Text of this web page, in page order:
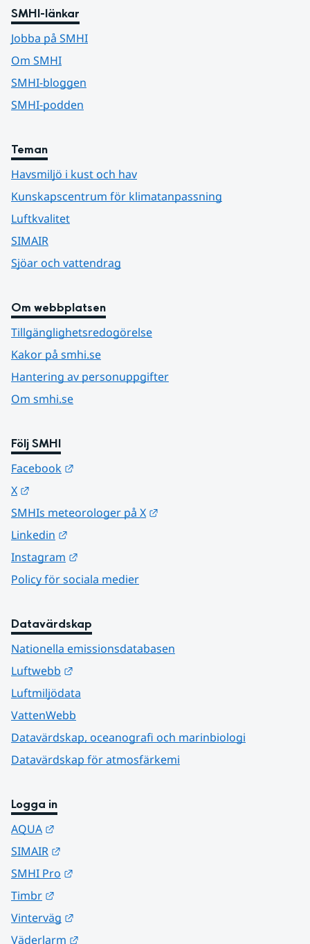
SMHI-länkar
Jobba på SMHI
Om SMHI
SMHI-bloggen
SMHI-podden
Teman
Havsmiljö i kust och hav
Kunskapscentrum för klimatanpassning
Luftkvalitet
SIMAIR
Sjöar och vattendrag
Om webbplatsen
Tillgänglighetsredogörelse
Kakor på smhi.se
Hantering av personuppgifter
Om smhi.se
Följ SMHI
Facebook
X
SMHIs meteorologer på X
Linkedin
Instagram
Policy för sociala medier
Datavärdskap
Nationella emissionsdatabasen
Luftwebb
Luftmiljödata
VattenWebb
Datavärdskap, oceanografi och marinbiologi
Datavärdskap för atmosfärkemi
Logga in
AQUA
SIMAIR
SMHI Pro
Timbr
Vinterväg
Väderlarm